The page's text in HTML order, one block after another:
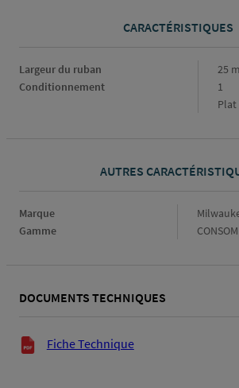
CARACTÉRISTIQUES
Caractéristiques
Largeur du ruban
25
Conditionnement
1
Plat
AUTRES
Marque Marque
Gamme
Gamme
DOCUMENTS TECHNIQUES
Documents techniques
Fiche Technique